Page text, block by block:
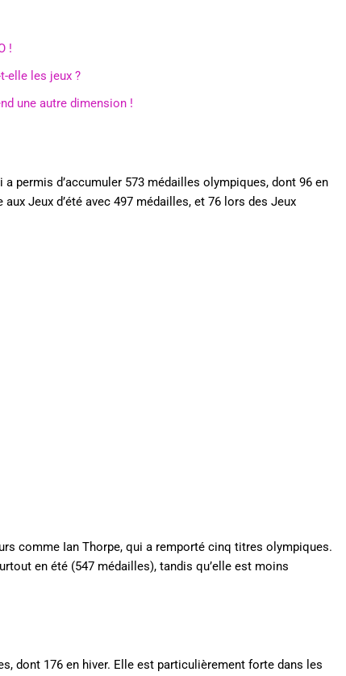
!
elle les jeux ?
une autre dimension !
permis d’accumuler 573 médailles olympiques, dont 96 en
Jeux d’été avec 497 médailles, et 76 lors des Jeux
comme Ian Thorpe, qui a remporté cinq titres olympiques.
en été (547 médailles), tandis qu’elle est moins
dont 176 en hiver. Elle est particulièrement forte dans les